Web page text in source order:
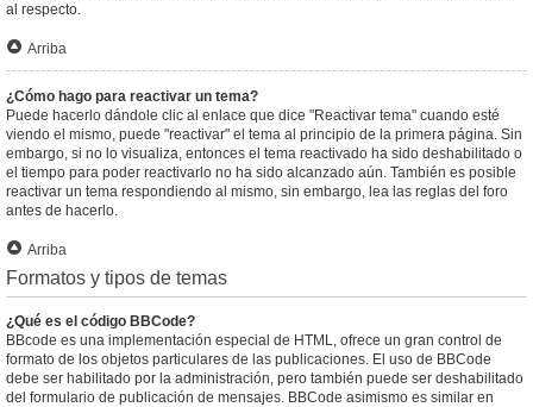
al respecto.
Arriba
¿Cómo hago para reactivar un tema?
Puede hacerlo dándole clic al enlace que dice "Reactivar tema" cuando esté
viendo el mismo, puede "reactivar" el tema al principio de la primera página. Sin
embargo, si no lo visualiza, entonces el tema reactivado ha sido deshabilitado o
el tiempo para poder reactivarlo no ha sido alcanzado aún. También es posible
reactivar un tema respondiendo al mismo, sin embargo, lea las reglas del foro
antes de hacerlo.
Arriba
Formatos y tipos de temas
¿Qué es el código BBCode?
BBcode es una implementación especial de HTML, ofrece un gran control de
formato de los objetos particulares de las publicaciones. El uso de BBCode
debe ser habilitado por la administración, pero también puede ser deshabilitado
del formulario de publicación de mensajes. BBCode asimismo es similar en